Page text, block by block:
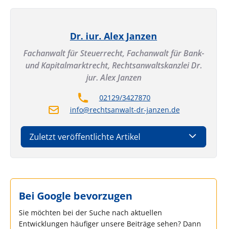
Dr. iur. Alex Janzen
Fachanwalt für Steuerrecht, Fachanwalt für Bank-
und Kapitalmarktrecht, Rechtsanwaltskanzlei Dr.
jur. Alex Janzen
02129/3427870
info@rechtsanwalt-dr-janzen.de
Zuletzt veröffentlichte Artikel
Bei Google bevorzugen
Sie möchten bei der Suche nach aktuellen
Entwicklungen häufiger unsere Beiträge sehen? Dann